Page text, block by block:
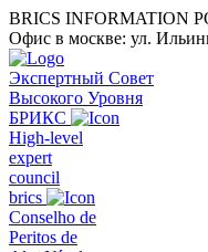
BRICS INFORMATION
Офис в москве: ул.
Экспертный Совет
Высокого Уровня
БРИКС
High-level
expert
council
brics
Conselho de
Peritos de